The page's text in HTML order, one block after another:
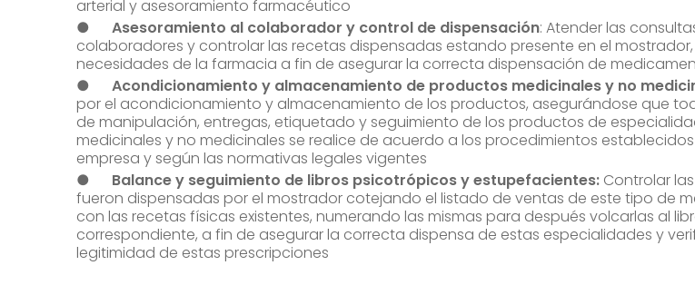
arterial y asesoramiento farmacéutico
● Asesoramiento al colaborador y control de dispensación: Atender las
colaboradores y controlar las recetas dispensadas estando presente en el
necesidades de la farmacia a fin de asegurar la correcta dispensación de
● Acondicionamiento y almacenamiento de productos medicinales y no
por el acondicionamiento y almacenamiento de los productos, asegurándose que
de manipulación, entregas, etiquetado y seguimiento de los productos de
medicinales y no medicinales se realice de acuerdo a los procedimientos
empresa y según las normativas legales vigentes
● Balance y seguimiento de libros psicotrópicos y estupefacientes: Controlar
fueron dispensadas por el mostrador cotejando el listado de ventas de este tipo de
con las recetas físicas existentes, numerando las mismas para después volcarlas al
correspondiente, a fin de asegurar la correcta dispensa de estas especialidades y
legitimidad de estas prescripciones